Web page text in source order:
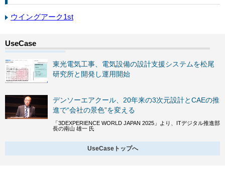
ウイングアーク1st
東光電気工事、電気設備の設計支援システムを松尾
研究所と開発し運用開始
デンソーエアクール、20年来の3次元設計とCAEの推
進で“会社の景色”を変える
「3DEXPERIENCE WORLD JAPAN 2025」より、ITデジタル推進部
長の南山 雄一 氏
UseCaseトップへ